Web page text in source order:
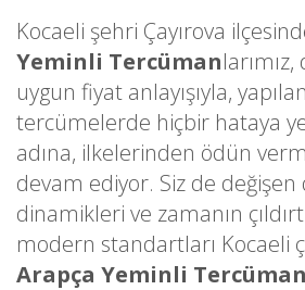
Kocaeli şehri Çayırova
Yeminli Tercüman
uygun fiyat anlayışıyla,
tercümelerde hiçbir hataya
adına, ilkelerinden ödün
devam ediyor. Siz de değişen
dinamikleri ve zamanın
modern standartları Kocaeli
Arapça Yeminli